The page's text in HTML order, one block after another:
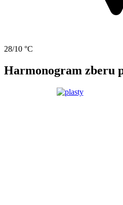
28/10 °C
Harmonogram zberu